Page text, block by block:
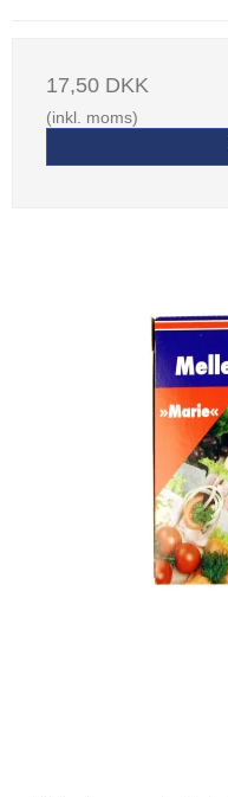
17,50 DKK
(inkl. moms)